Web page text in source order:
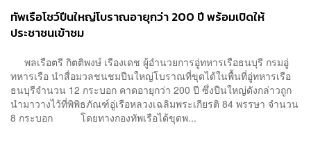
ทัพเรือโชว์ปืนใหญ่โบราณอายุกว่า 200 ปี พร้อมเปิดให้
ประชาชนเข้าชม
พลเรือตรี กิตติพงษ์ เรืองเดช ผู้อำนวยการอู่ทหารเรือธนบุรี กรมอู่
ทหารเรือ นำสื่อมวลชนชมปืนใหญ่โบราณที่ขุดได้ในพื้นที่อู่ทหารเรือ
ธนบุรีจำนวน 12 กระบอก คาดอายุกว่า 200 ปี ซึ่งปืนใหญ่ดังกล่าวถูก
นำมาวางไว้ที่พิพิธภัณฑ์อู่เรือหลวงเฉลิมพระเกียรติ 84 พรรษา จำนวน
8 กระบอก โดยทางกองทัพเรือได้ขุดพ...